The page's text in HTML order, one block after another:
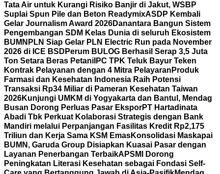
Tata Air untuk Kurangi Risiko Banjir di Jakut, WSBP
Suplai Spun Pile dan Beton ReadymixASDP Kembali
Gelar Journalism Award 2026Danantara Bangun Sistem
Pengembangan SDM Kelas Dunia di seluruh Ekosistem
BUMN PLN Siap Gelar PLN Electric Run pada November
2026 di ICE BSD Perum BULOG Berhasil Serap 3,5 Juta
Ton Setara Beras Petani IPC TPK Teluk Bayur Teken
Kontrak Pelayanan dengan 4 Mitra Pelayaran Produk
Farmasi dan Kesehatan Indonesia Raih Potensi
Transaksi Rp34 Miliar di Pameran Kesehatan Taiwan
2026Kunjungi UMKM di Yogyakarta dan Bantul, Mendag
Busan Dorong Perluas Pasar EksporPT Hartadinata
Abadi Tbk Perkuat Kolaborasi Strategis dengan Bank
Mandiri melalui Perpanjangan Fasilitas Kredit Rp2,175
Triliun dan Kerja Sama KSM EmasKonsolidasi Maskapai
BUMN, Garuda Group Disiapkan Kuasai Pasar dengan
Layanan Penerbangan TerbaikAPSMI Dorong
Peningkatan Literasi Kesehatan sebagai Fondasi Self-